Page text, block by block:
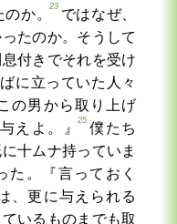
のか。
23
ではなぜ、
たのか。そうして
付きでそれを受け
に立っていた人々
の男から取り上げ
えよ。』
25
僕たち
十ムナ持っていま
た。『言っておく
、更に与えられる
いるものまでも取